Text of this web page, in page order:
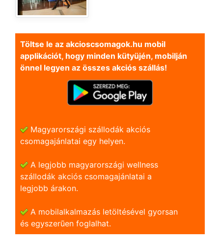
Töltse le az akcioscsomagok.hu mobil
applikációt, hogy minden kütyüjén, mobilján
önnel legyen az összes akciós szállás!
Magyarországi szállodák akciós
csomagajánlatai egy helyen.
A legjobb magyarországi wellness
szállodák akciós csomagajánlatai a
legjobb árakon.
A mobilalkalmazás letöltésével gyorsan
és egyszerũen foglalhat.